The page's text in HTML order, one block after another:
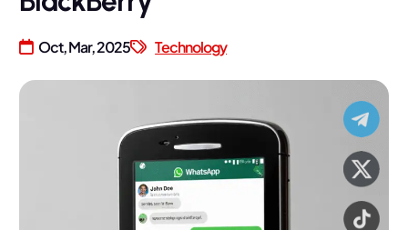
Oct, Mar, 2025 Technology